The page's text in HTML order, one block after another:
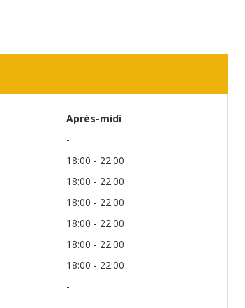
Après-midi
-
18:00 - 22:00
18:00 - 22:00
18:00 - 22:00
18:00 - 22:00
18:00 - 22:00
18:00 - 22:00
-